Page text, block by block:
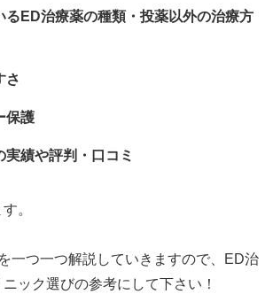
るED治療薬の種類・投薬以外の治療方
さ
保護
実績や評判・口コミ
。
一つ一つ解説していきますので、ED治
ック選びの参考にして下さい！